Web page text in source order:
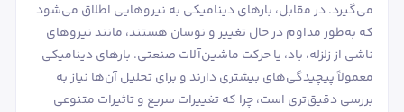
می‌گیرد. در مقابل، بارهای دینامیکی به نیروهایی اطلاق می‌شود
که به‌طور مداوم در حال تغییر و نوسان هستند، مانند نیروهای
ناشی از زلزله، باد، یا حرکت ماشین‌آلات صنعتی. بارهای دینامیکی
معمولاً پیچیدگی‌های بیشتری دارند و برای تحلیل آن‌ها نیاز به
بررسی دقیق‌تری است، چرا که تغییرات سریع و تاثیرات متنوعی